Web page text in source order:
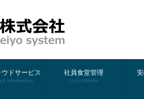
ドサービス
information
社員食堂管理
LunchWorks